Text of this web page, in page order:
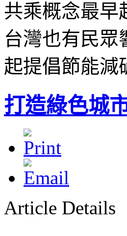
共乘概念最早
台灣也有民眾
起提倡節能減
打造綠色城
Article Details